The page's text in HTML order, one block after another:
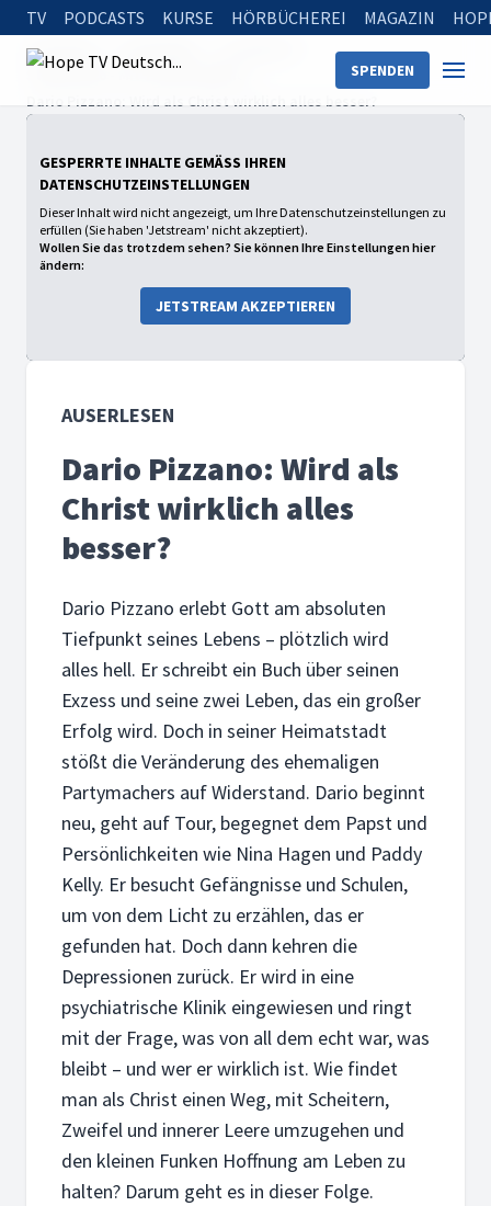
TV PODCASTS KURSE HÖRBÜCHEREI MAGAZIN
SPENDEN
Startseite
Staffel 2026 - Mit Tabitha Bühne
Dario Pizzano: Wird als Christ wirklich alles besser?
GESPERRTE INHALTE GEMÄSS IHREN D
ATENSCHUTZEINSTELLUNGEN
Dieser Inhalt wird nicht angezeigt, um Ihre Datenschutzeinstellungen zu
erfüllen (Sie haben 'Jetstream' nicht akzeptiert).
Wollen Sie das trotzdem sehen? Sie können Ihre Einstellungen hier
ändern:
JETSTREAM AKZEPTIEREN
AUSERLESEN
Dario Pizzano: Wird als
Christ wirklich alles
besser?
Dario Pizzano erlebt Gott am absoluten
Tiefpunkt seines Lebens – plötzlich wird
alles hell. Er schreibt ein Buch über seinen
Exzess und seine zwei Leben, das ein großer
Erfolg wird. Doch in seiner Heimatstadt
stößt die Veränderung des ehemaligen
Partymachers auf Widerstand. Dario beginnt
neu, geht auf Tour, begegnet dem Papst und
Persönlichkeiten wie Nina Hagen und Paddy
Kelly. Er besucht Gefängnisse und Schulen,
um von dem Licht zu erzählen, das er
gefunden hat. Doch dann kehren die
Depressionen zurück. Er wird in eine
psychiatrische Klinik eingewiesen und ringt
mit der Frage, was von all dem echt war, was
bleibt – und wer er wirklich ist. Wie findet
man als Christ einen Weg, mit Scheitern,
Zweifel und innerer Leere umzugehen und
den kleinen Funken Hoffnung am Leben zu
halten? Darum geht es in dieser Folge.